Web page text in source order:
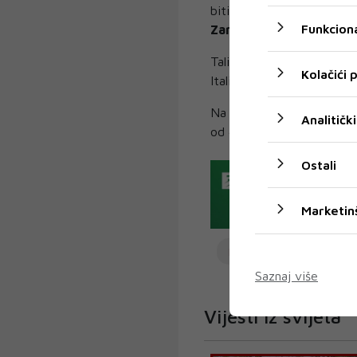
biti novog nacionalnog
Zampa
za portal
Talijanski zdravstveni
Italija borila s nestašicom
Na intenzivnoj njezi je
od 4.000.
Vijesti iz svijeta
Kolačići
Analitički
Ostali
Saznaj više